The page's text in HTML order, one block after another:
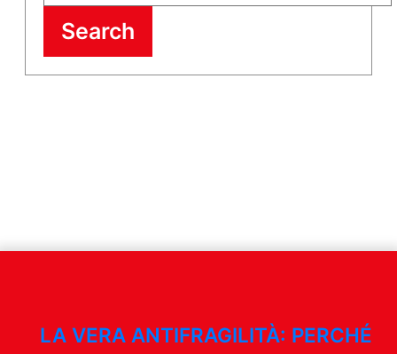
Search
LA VERA ANTIFRAGILITÀ: PERCHÉ